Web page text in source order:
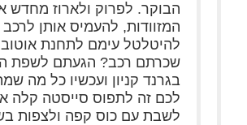
הבוקר. לפרוק ולארוז מחדש
המזוודות, להעמיס אותן לרכב
להיטלטל עימם לתחנת
שכרתם רכב? הגעתם לשפת
בגרנד קניון ועכשיו כל מה
לכם זה לתפוס סייסטה קלה
לשבת עם כוס קפה ולצפות